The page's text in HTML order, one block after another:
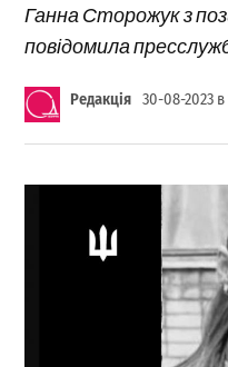
Ганна Сторожук з
повідомила
Редакція 30-08-2023 в